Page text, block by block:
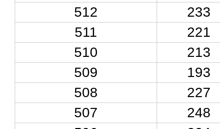
512
233
511
221
510
213
509
193
508
227
507
248